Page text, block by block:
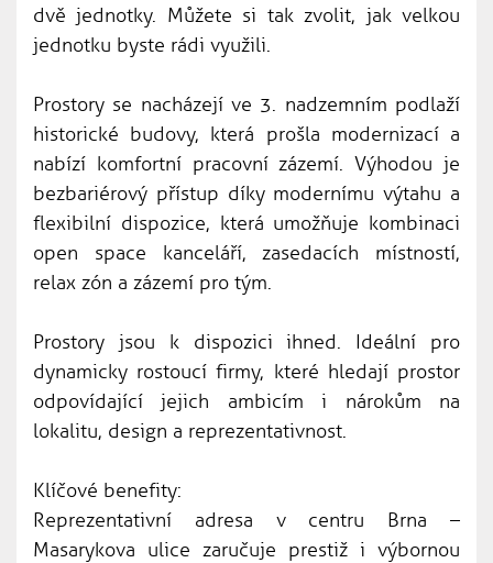
dvě jednotky. Můžete si tak zvolit, jak velkou
jednotku byste rádi využili.
Prostory se nacházejí ve 3. nadzemním podlaží
historické budovy, která prošla modernizací a
nabízí komfortní pracovní zázemí. Výhodou je
bezbariérový přístup díky modernímu výtahu a
flexibilní dispozice, která umožňuje kombinaci
open space kanceláří, zasedacích místností,
relax zón a zázemí pro tým.
Prostory jsou k dispozici ihned. Ideální pro
dynamicky rostoucí firmy, které hledají prostor
odpovídající jejich ambicím i nárokům na
lokalitu, design a reprezentativnost.
Klíčové benefity:
Reprezentativní adresa v centru Brna –
Masarykova ulice zaručuje prestiž i výbornou